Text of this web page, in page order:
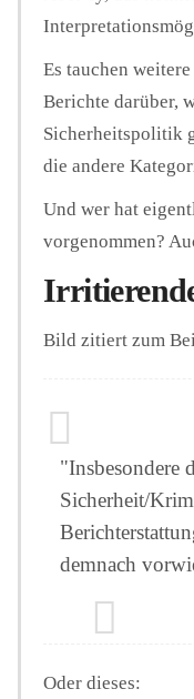
Es tauchen
Berichte darüber,
Sicherheitspolitik
die andere
Und wer hat
vorgenommen?
Bild zitiert zum
"Insbesondere
Sicherheit/
demnach
Oder dieses: